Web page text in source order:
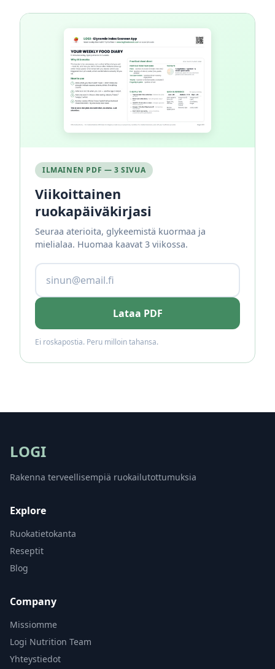
ILMAINEN PDF — 3 SIVUA
Viikoittainen
ruokapäiväkirjasi
Seuraa aterioita, glykeemistä kuormaa ja
mielialaa. Huomaa kaavat 3 viikossa.
Lataa PDF
Ei roskapostia. Peru milloin tahansa.
LOGI
Rakenna terveellisempiä ruokailutottumuksia
Explore
Ruokatietokanta
Reseptit
Blog
Company
Missiomme
Logi Nutrition Team
Yhteystiedot